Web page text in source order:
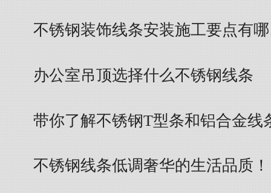
不锈钢装饰线条安装施工要点有
办公室吊顶选择什么不锈钢线条
带你了解不锈钢T型条和铝合金
不锈钢线条低调奢华的生活品质！